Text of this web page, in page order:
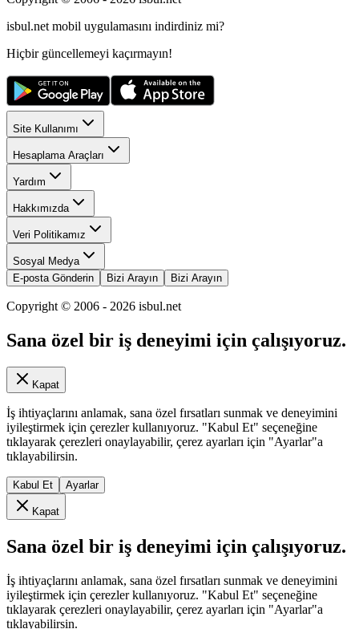
isbul.net mobil uygulamasını indirdiniz mi?
Hiçbir güncellemeyi kaçırmayın!
Site Kullanımı
Hesaplama Araçları
Yardım
Hakkımızda
Veri Politikamız
Sosyal Medya
E-posta Gönderin
Bizi Arayın Bizi Arayın
Copyright © 2006 - 2026 isbul.net
Sana özel bir iş deneyimi için çalışıyoruz.
Kapat
İş ihtiyaçlarını anlamak, sana özel fırsatları sunmak ve deneyimini
iyileştirmek için çerezler kullanıyoruz. "Kabul Et" seçeneğine
tıklayarak çerezleri onaylayabilir, çerez ayarları için "Ayarlar"a
tıklayabilirsin.
Kabul Et Ayarlar
Kapat
Sana özel bir iş deneyimi için çalışıyoruz.
İş ihtiyaçlarını anlamak, sana özel fırsatları sunmak ve deneyimini
iyileştirmek için çerezler kullanıyoruz. "Kabul Et" seçeneğine
tıklayarak çerezleri onaylayabilir, çerez ayarları için "Ayarlar"a
tıklayabilirsin.